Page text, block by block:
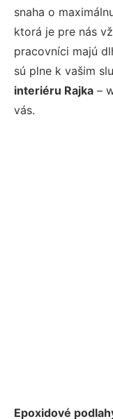
snaha o
ktorá je pre nás
pracovníci majú
sú plne k vašim
interiéru Rajka –
vás.
Epoxidové